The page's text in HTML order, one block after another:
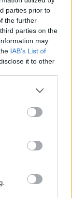
parties prior to
the further
parties on the
may
IAB’s List of
it to other
πριν από καιρό
στη